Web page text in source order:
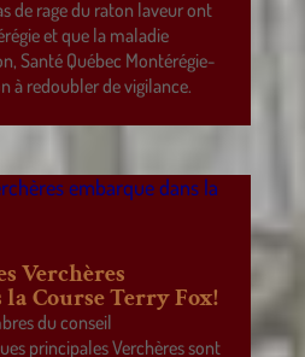
de rage du raton laveur ont
et que la maladie
Santé Québec Montérégie-
à redoubler de vigilance.
Verchères
Course Terry Fox!
du conseil
principales Verchères sont